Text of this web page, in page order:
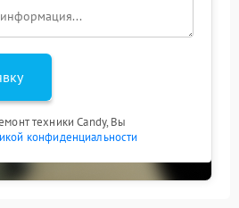
техники Candy, Вы
конфиденциальности